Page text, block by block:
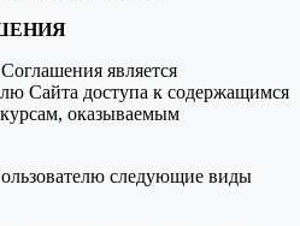
является
Сайта доступа к содержащимся
оказываемым
следующие виды